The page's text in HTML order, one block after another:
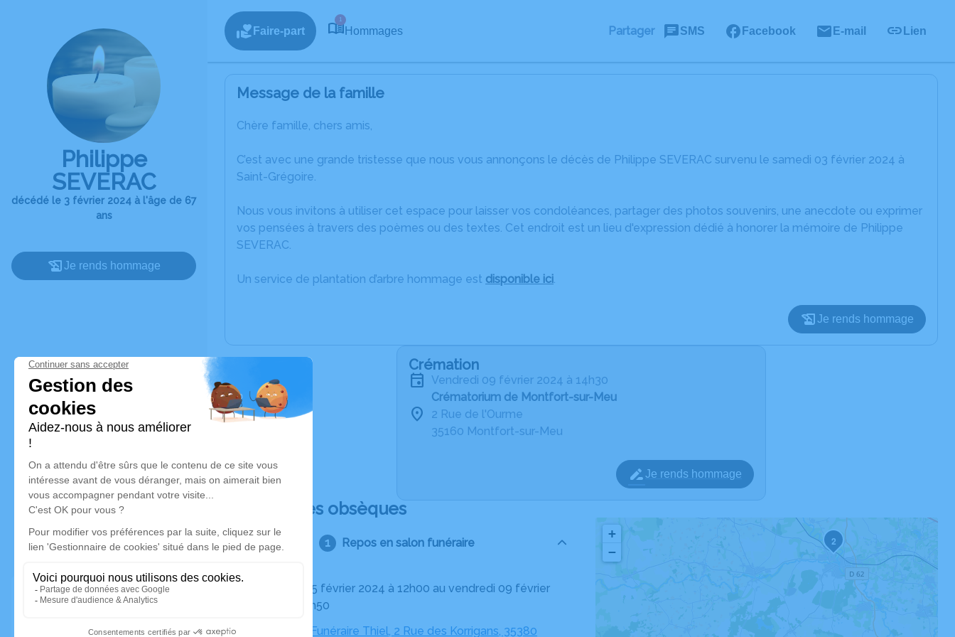
Philippe
SEVERAC
décédé le 3 février 2024 à l'âge de 67
ans
Je rends hommage
Faire-part
1
Hommages Partager SMS Facebook E-mail Lien
Message de la famille
Chère famille, chers amis,
C’est avec une grande tristesse que nous vous annonçons le décès de Philippe SEVERAC survenu le samedi 03 février 2024 à
Saint-Grégoire.
Nous vous invitons à utiliser cet espace pour laisser vos condoléances, partager des photos souvenirs, une anecdote ou exprimer
vos pensées à travers des poèmes ou des textes. Cet endroit est un lieu d'expression dédié à honorer la mémoire de Philippe
SEVERAC.
Un service de plantation d’arbre hommage est disponible ici.
Je rends hommage
Crémation
vendredi 09 février 2024 à 14h30
Crématorium de Montfort-sur-Meu
2 Rue de l'Ourme
35160 Montfort-sur-Meu
Je rends hommage
Déroulé des obsèques
Repos en salon funéraire
2024 à 13h50
Chambre Funéraire Thiel, 2 Rue des Korrigans, 35380
2
+
−